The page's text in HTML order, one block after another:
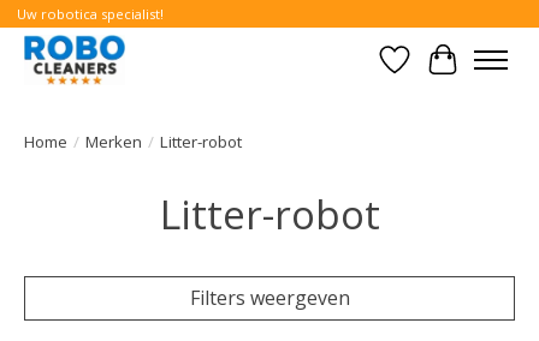
Uw robotica specialist!
Verlanglijst
Home / Merken / Litter-robot
Litter-robot
Filters weergeven